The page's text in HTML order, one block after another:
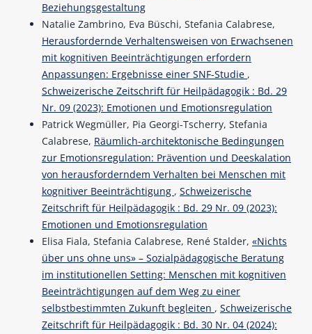
Beziehungsgestaltung
Natalie Zambrino, Eva Büschi, Stefania Calabrese,
Herausfordernde Verhaltensweisen von Erwachsenen
mit kognitiven Beeinträchtigungen erfordern
Anpassungen: Ergebnisse einer SNF-Studie ,
Schweizerische Zeitschrift für Heilpädagogik : Bd. 29
Nr. 09 (2023): Emotionen und Emotionsregulation
Patrick Wegmüller, Pia Georgi-Tscherry, Stefania
Calabrese, Räumlich-architektonische Bedingungen
zur Emotionsregulation: Prävention und Deeskalation
von herausforderndem Verhalten bei Menschen mit
kognitiver Beeinträchtigung , Schweizerische
Zeitschrift für Heilpädagogik : Bd. 29 Nr. 09 (2023):
Emotionen und Emotionsregulation
Elisa Fiala, Stefania Calabrese, René Stalder, «Nichts
über uns ohne uns» – Sozialpädagogische Beratung
im institutionellen Setting: Menschen mit kognitiven
Beeinträchtigungen auf dem Weg zu einer
selbstbestimmten Zukunft begleiten , Schweizerische
Zeitschrift für Heilpädagogik : Bd. 30 Nr. 04 (2024):